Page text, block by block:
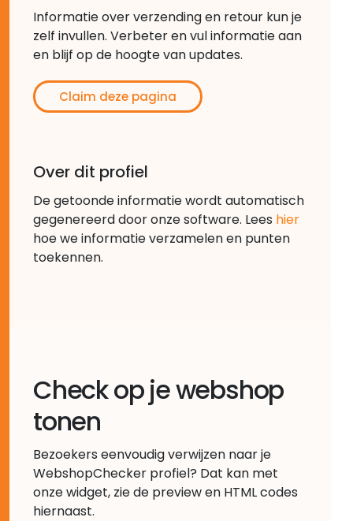
Informatie over verzending en retour kun je
zelf invullen. Verbeter en vul informatie aan
en blijf op de hoogte van updates.
Claim deze pagina
Over dit profiel
De getoonde informatie wordt automatisch
gegenereerd door onze software. Lees hier
hoe we informatie verzamelen en punten
toekennen.
Check op je webshop
tonen
Bezoekers eenvoudig verwijzen naar je
WebshopChecker profiel? Dat kan met
onze widget, zie de preview en HTML codes
hiernaast.